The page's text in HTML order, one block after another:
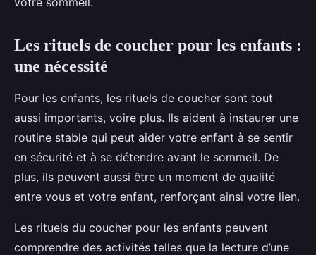
Les rituels de coucher pour les enfants :
une nécessité
Pour les enfants, les rituels de coucher sont tout
aussi importants, voire plus. Ils aident à instaurer une
routine stable qui peut aider votre enfant à se sentir
en sécurité et à se détendre avant le sommeil. De
plus, ils peuvent aussi être un moment de qualité
entre vous et votre enfant, renforçant ainsi votre lien.
Les rituels du coucher pour les enfants peuvent
comprendre des activités telles que la lecture d’une